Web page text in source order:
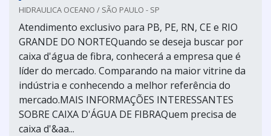
HIDRAULICA OCEANO / SÃO PAULO - SP
Atendimento exclusivo para PB, PE, RN, CE e RIO
GRANDE DO NORTEQuando se deseja buscar por
caixa d'água de fibra, conhecerá a empresa que é
líder do mercado. Comparando na maior vitrine da
indústria e conhecendo a melhor referência do
mercado.MAIS INFORMAÇÕES INTERESSANTES
SOBRE CAIXA D'ÁGUA DE FIBRAQuem precisa de
caixa d'&aa...